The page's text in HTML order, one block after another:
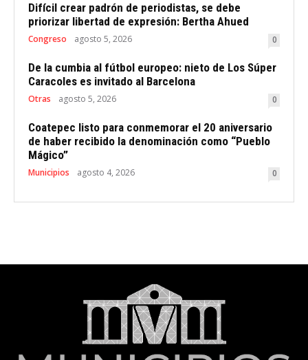
Difícil crear padrón de periodistas, se debe
priorizar libertad de expresión: Bertha Ahued
Congreso agosto 5, 2026 0
De la cumbia al fútbol europeo: nieto de Los Súper
Caracoles es invitado al Barcelona
Otras agosto 5, 2026 0
Coatepec listo para conmemorar el 20 aniversario
de haber recibido la denominación como “Pueblo
Mágico”
Municipios agosto 4, 2026 0